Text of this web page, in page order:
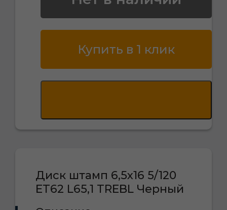
Купить в 1 клик
Диск штамп 6,5х16 5/120
ET62 L65,1 TREBL Черный